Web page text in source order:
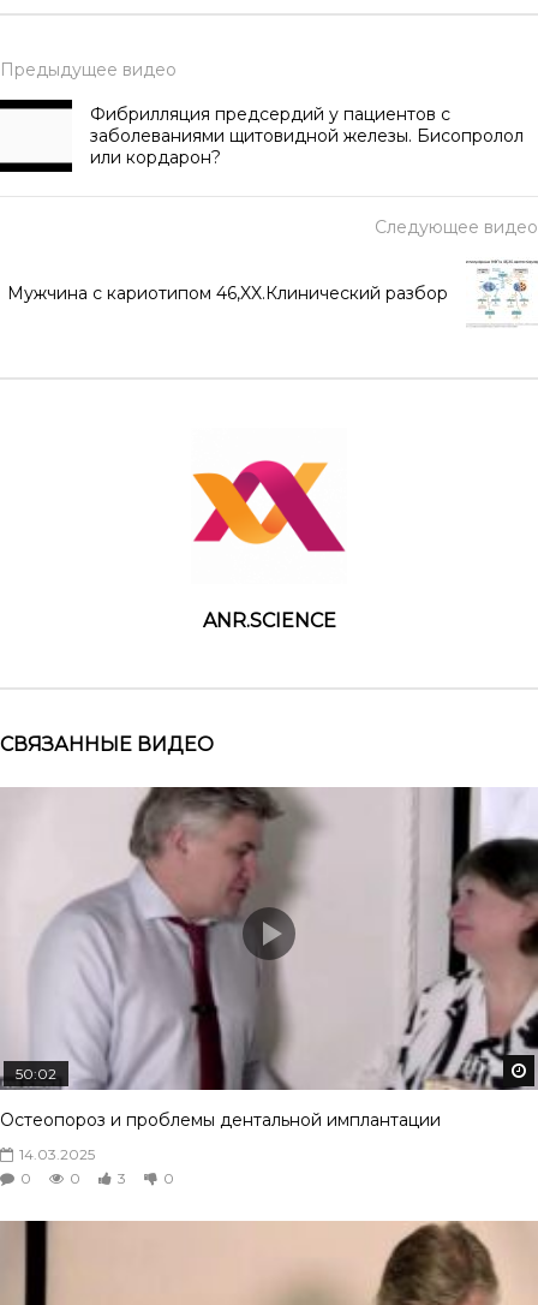
Предыдущее видео
Фибрилляция предсердий у пациентов с
заболеваниями щитовидной железы. Бисопролол
или кордарон?
Следующее видео
Мужчина с кариотипом 46,XX.Клинический разбор
ANR.SCIENCE
СВЯЗАННЫЕ ВИДЕО
50:02
Остеопороз и проблемы дентальной имплантации
14.03.2025
0
0 3 0